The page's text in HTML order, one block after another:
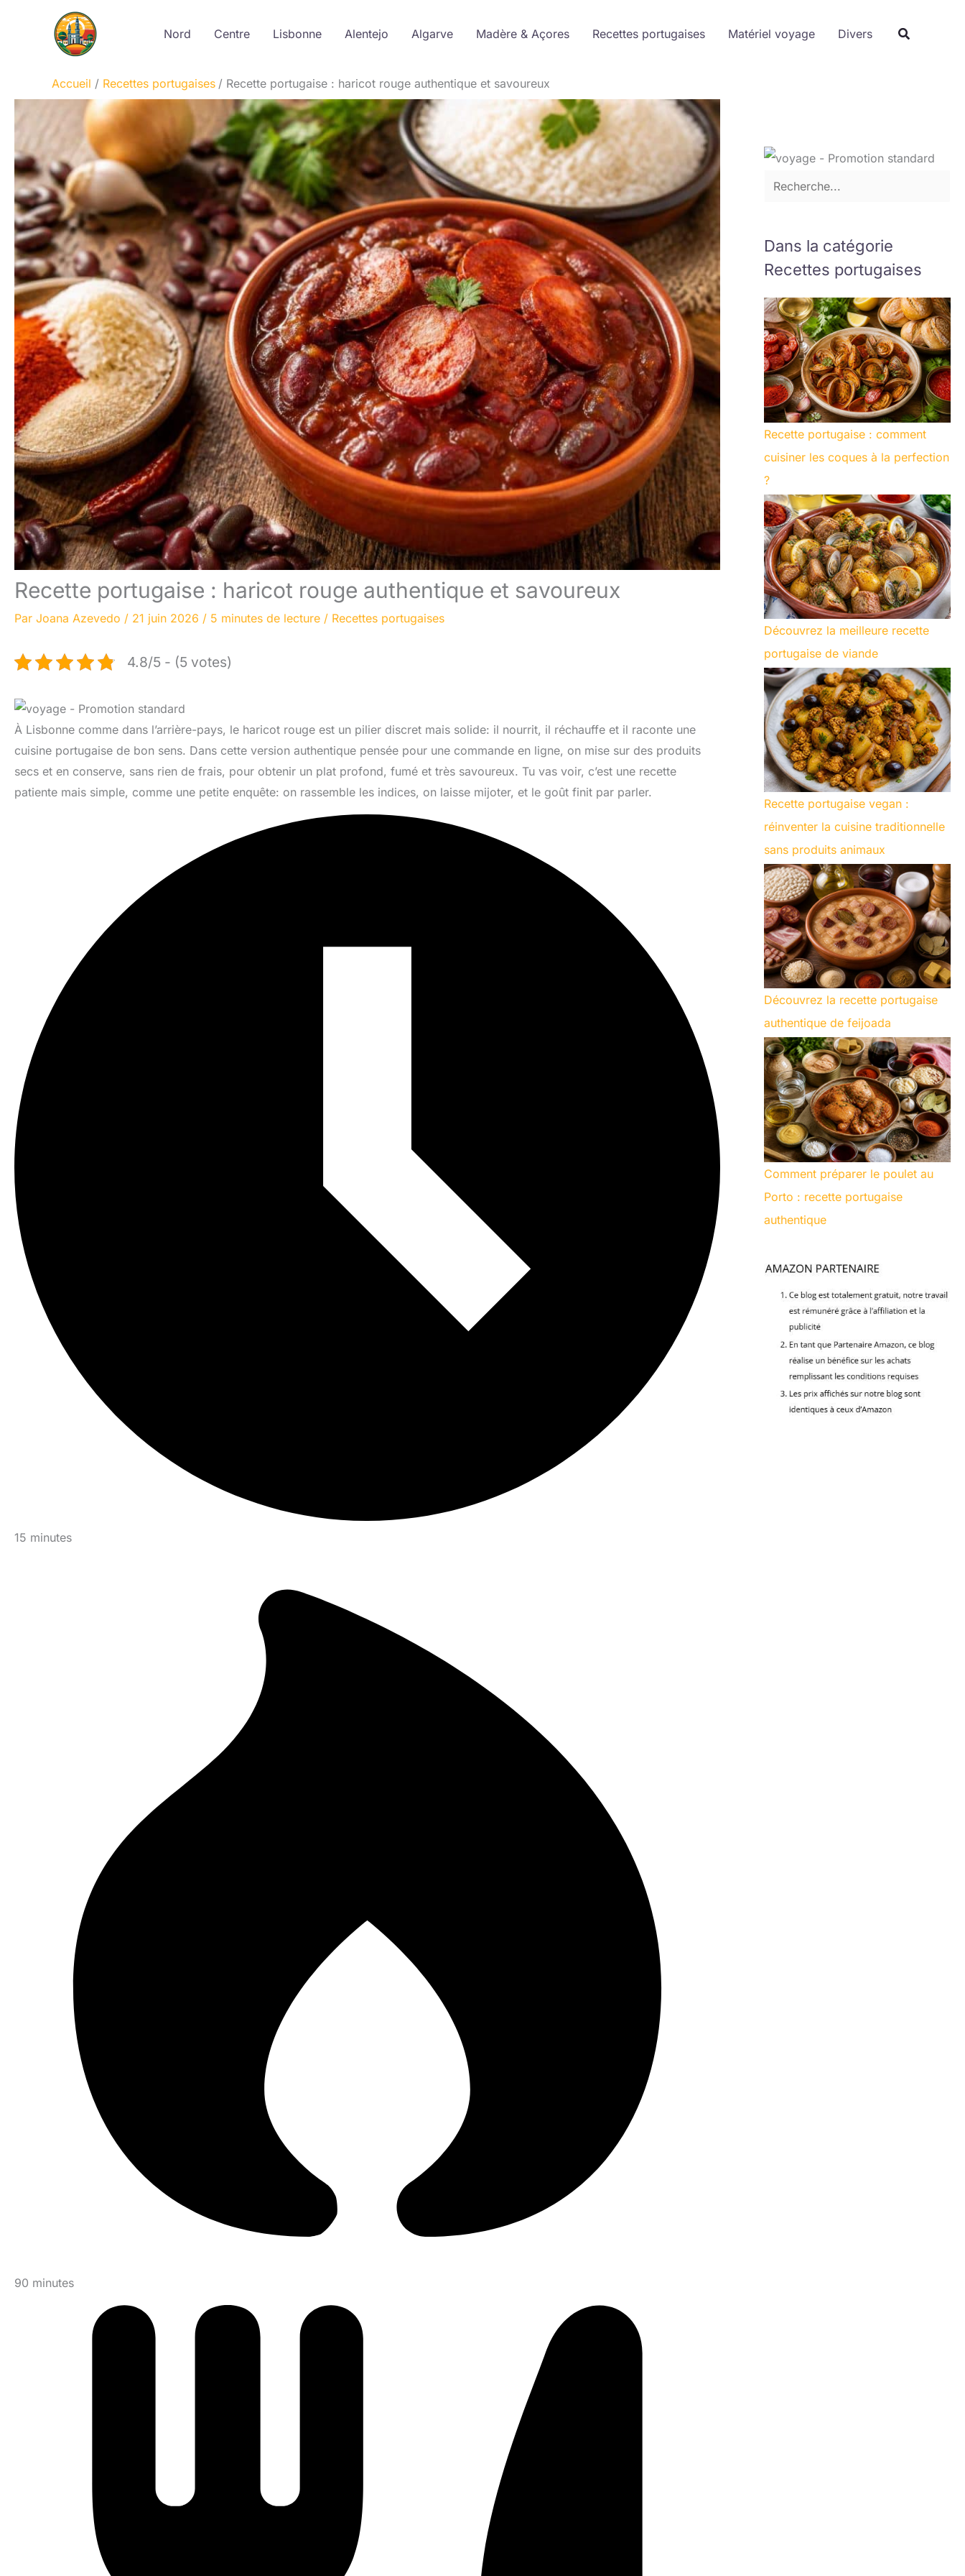
Nord Centre Lisbonne Alentejo Algarve Madère & Açores Recettes portugaises Matériel voyage Divers
Accueil Recettes portugaises Recette portugaise : haricot rouge authentique et savoureux
Recette portugaise : haricot rouge authentique et savoureux
Par Joana Azevedo / 21 juin 2026 / 5 minutes de lecture / Recettes portugaises
4.8/5 - (5 votes)
À Lisbonne comme dans l’arrière-pays, le haricot rouge est un pilier discret mais solide: il nourrit, il réchauffe et il raconte une
cuisine portugaise de bon sens. Dans cette version authentique pensée pour une commande en ligne, on mise sur des produits
secs et en conserve, sans rien de frais, pour obtenir un plat profond, fumé et très savoureux. Tu vas voir, c’est une recette
patiente mais simple, comme une petite enquête: on rassemble les indices, on laisse mijoter, et le goût finit par parler.
15 minutes
90 minutes
e
c
Dans la catégorie
Recettes portugaises
Recette portugaise : comment
cuisiner les coques à la perfection
?
Découvrez la meilleure recette
portugaise de viande
Recette portugaise vegan :
réinventer la cuisine traditionnelle
sans produits animaux
Découvrez la recette portugaise
authentique de feijoada
Comment préparer le poulet au
Porto : recette portugaise
authentique